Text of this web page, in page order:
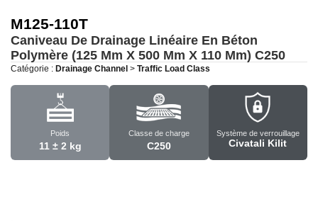
M125-110T
Caniveau De Drainage Linéaire En Béton
Polymère (125 Mm X 500 Mm X 110 Mm) C250
Catégorie : Drainage Channel > Traffic Load Class
Poids
11 ± 2 kg
Classe de charge
C250
Système de verrouillage
Civatali Kilit